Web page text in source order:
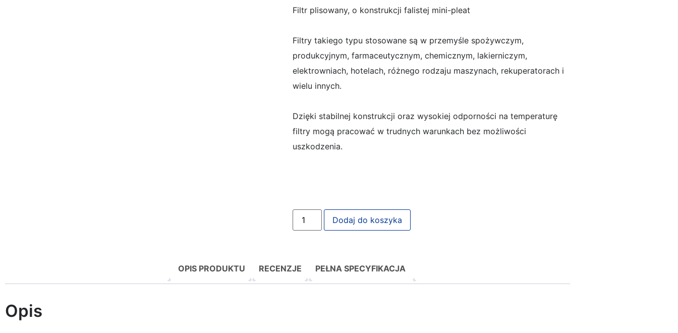
Filtr plisowany, o konstrukcji falistej mini-pleat
Filtry takiego typu stosowane są w przemyśle spożywczym,
produkcyjnym, farmaceutycznym, chemicznym, lakierniczym,
elektrowniach, hotelach, różnego rodzaju maszynach, rekuperatorach i
wielu innych.
Dzięki stabilnej konstrukcji oraz wysokiej odporności na temperaturę
filtry mogą pracować w trudnych warunkach bez możliwości
uszkodzenia.
Dodaj do koszyka
OPIS PRODUKTU RECENZJE PEŁNA SPECYFIKACJA
Opis